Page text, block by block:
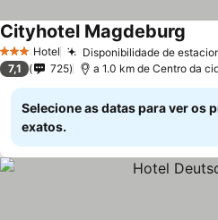
3 EstrelasHotel Disponibilidade de
Cityhotel Magdeburg
7,1 725 a 1.0 km de Centro da
Selecione as datas para ver os
exatos.